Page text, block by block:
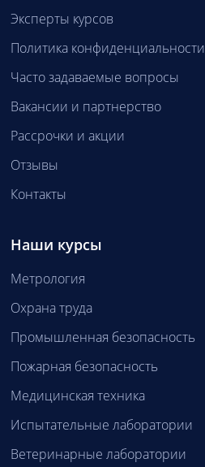
Эксперты курсов
Политика конфиденциальности
Часто задаваемые вопросы
Вакансии и партнерство
Рассрочки и акции
Отзывы
Контакты
Наши курсы
Метрология
Охрана труда
Промышленная безопасность
Пожарная безопасность
Медицинская техника
Испытательные лаборатории
Ветеринарные лаборатории